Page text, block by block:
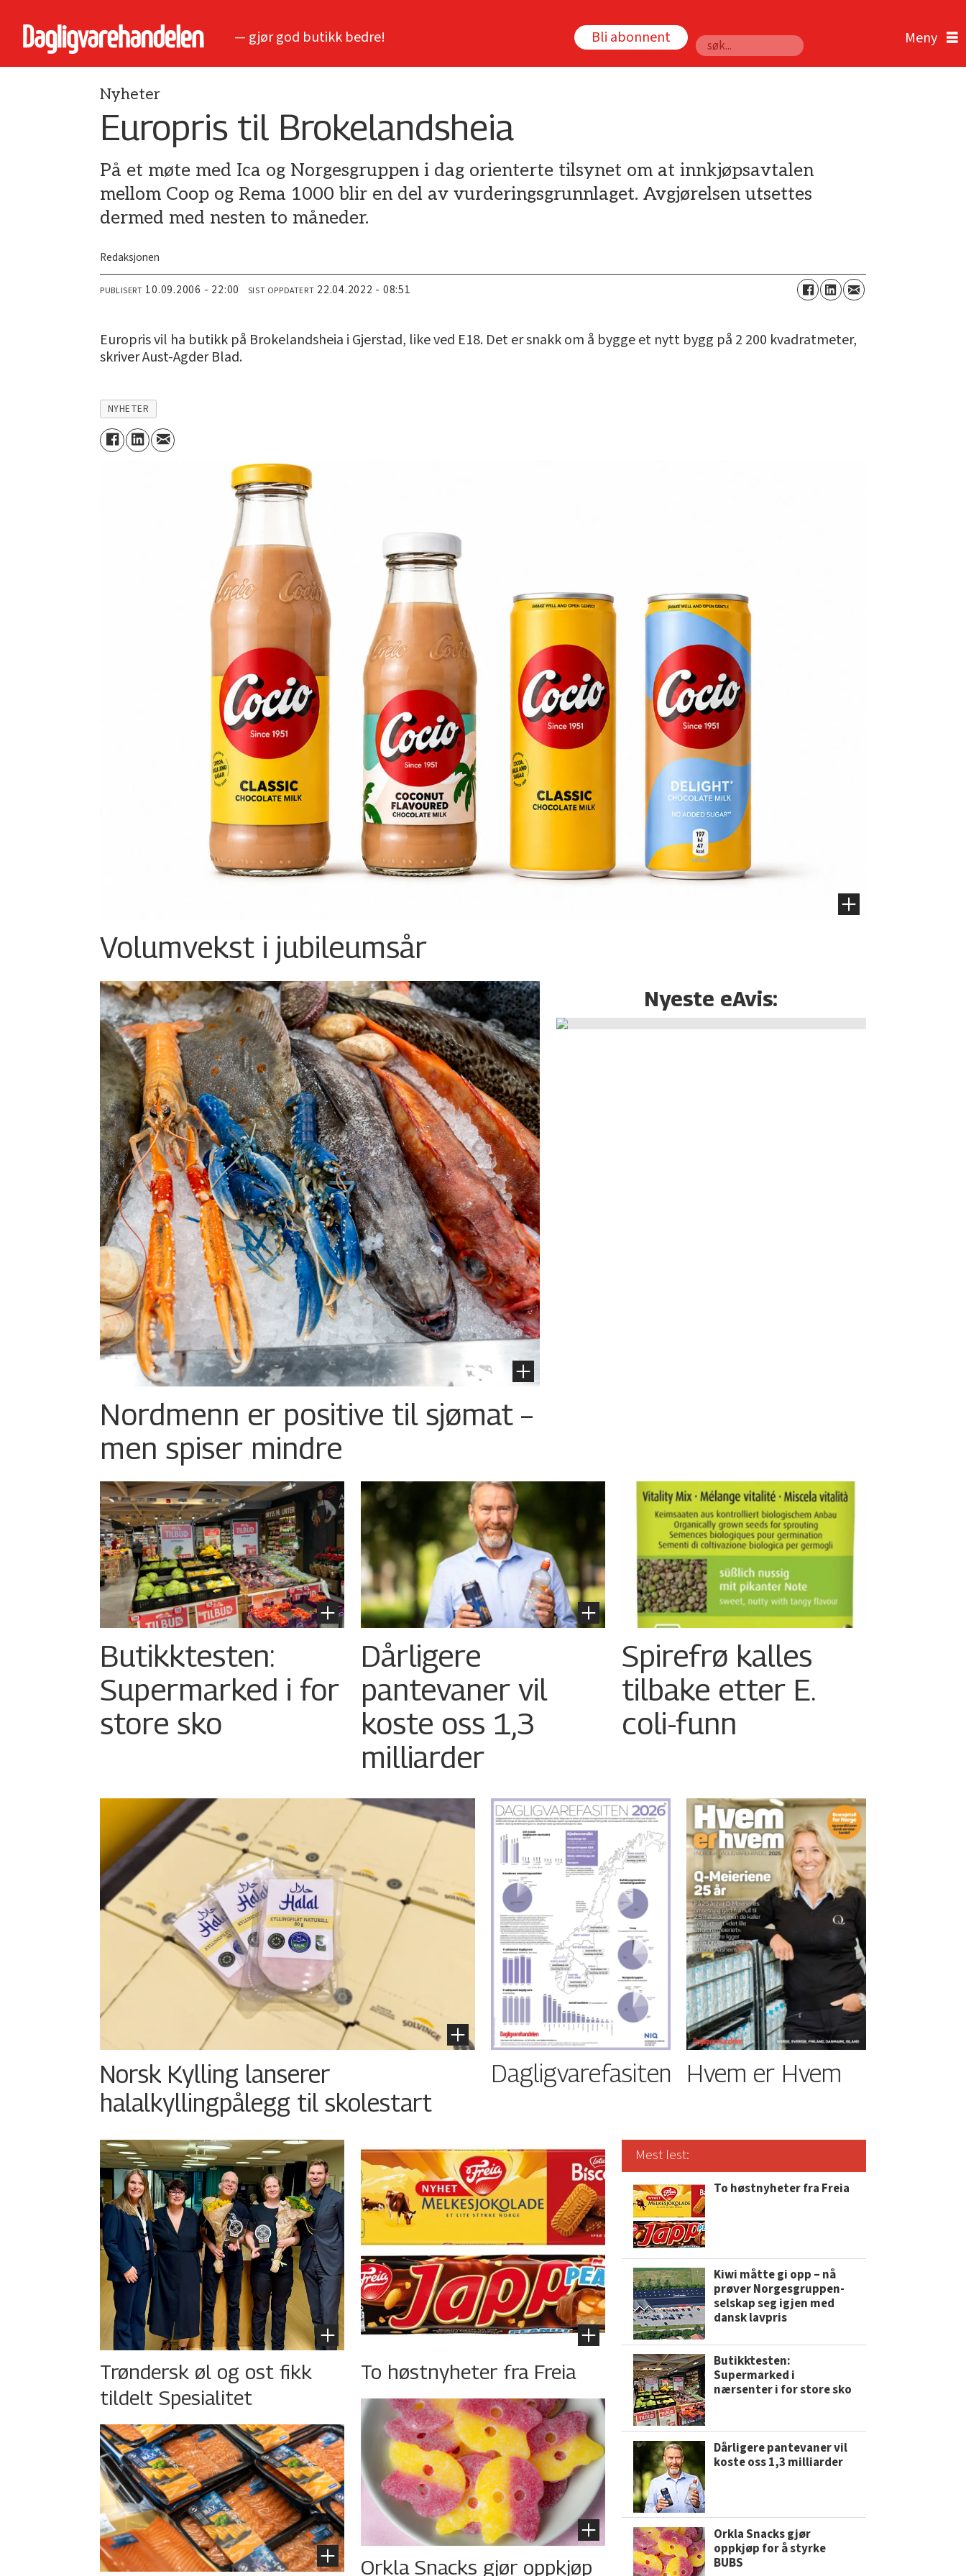
— gjør god butikk bedre! Bli abonnent
Søk
Nyheter
Europris til Brokelandsheia
På et møte med Ica og Norgesgruppen i dag orienterte tilsynet om at innkjøpsavtalen
mellom Coop og Rema 1000 blir en del av vurderingsgrunnlaget. Avgjørelsen utsettes
dermed med nesten to måneder.
Redaksjonen
PUBLISERT 10.09.2006 - 22:00 SIST OPPDATERT 22.04.2022 - 08:51
Europris vil ha butikk på Brokelandsheia i Gjerstad, like ved E18. Det er snakk om å bygge et nytt bygg på 2 200 kvadratmeter,
skriver Aust-Agder Blad.
NYHETER
Volumvekst i jubileumsår
Nordmenn er positive til sjømat –
men spiser mindre
Nyeste eAvis:
Butikktesten:
Supermarked i for
store sko
Dårligere
pantevaner vil
koste oss 1,3
milliarder
Spirefrø kalles
tilbake etter E.
coli-funn
Norsk Kylling lanserer
halalkyllingpålegg til skolestart
Dagligvarefasiten Hvem er Hvem
Trøndersk øl og ost fikk
tildelt Spesialitet
To høstnyheter fra Freia
Orkla Snacks gjør oppkjøp
Mest lest:
To høstnyheter fra Freia
Kiwi måtte gi opp – nå
prøver Norgesgruppen-
selskap seg igjen med
dansk lavpris
Butikktesten:
Supermarked i
nærsenter i for store sko
Dårligere pantevaner vil
koste oss 1,3 milliarder
Orkla Snacks gjør
oppkjøp for å styrke
BUBS